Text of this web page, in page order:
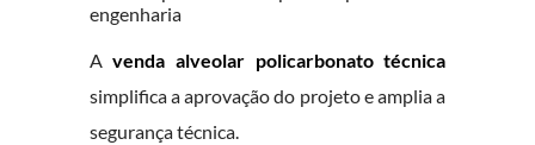
engenharia
Avenda alveolar policarbonato técnica
simplifica a aprovação do projeto e amplia a
segurança técnica.